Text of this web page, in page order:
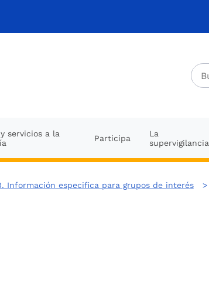
servicios a la
Participa
La
supervigilancia
Información especifica para grupos de interés>